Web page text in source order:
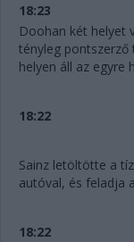
18:23
Doohan két helyet
tényleg pontszerző
helyen áll az egyre
18:22
Sainz letöltötte a
autóval, és feladja
18:22